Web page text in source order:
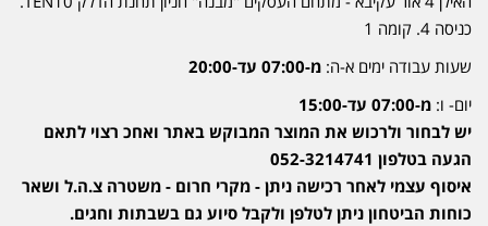
כניסה 4. קומה 1
שעות עבודה ימים א-ה: מ-07:00 עד-20:00
יום- ו: מ-07:00 עד-15:00
יש לבחור ולרכוש את המוצר המבוקש באתר ואחכ רצוי לתאם
הגעה בטלפון 052-3214741
איסוף עצמי לאחר רכישה ניתן - מקרי חרום - משטרה צ.ה.ל ושאר
כוחות הביטחון ניתן לטלפן ולקבל סיוע גם בשבתות וחגים.